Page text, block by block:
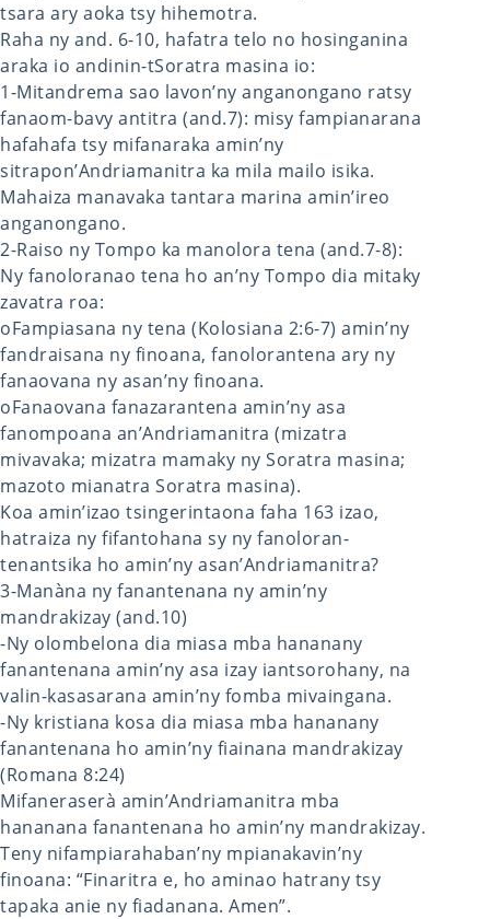
tsara ary aoka tsy hihemotra.
Raha ny and. 6-10, hafatra telo no hosinganina
araka io andinin-tSoratra masina io:
1-Mitandrema sao lavon’ny anganongano ratsy
fanaom-bavy antitra (and.7): misy fampianarana
hafahafa tsy mifanaraka amin’ny
sitrapon’Andriamanitra ka mila mailo isika.
Mahaiza manavaka tantara marina amin’ireo
anganongano.
2-Raiso ny Tompo ka manolora tena (and.7-8):
Ny fanoloranao tena ho an’ny Tompo dia mitaky
zavatra roa:
oFampiasana ny tena (Kolosiana 2:6-7) amin’ny
fandraisana ny finoana, fanolorantena ary ny
fanaovana ny asan’ny finoana.
oFanaovana fanazarantena amin’ny asa
fanompoana an’Andriamanitra (mizatra
mivavaka; mizatra mamaky ny Soratra masina;
mazoto mianatra Soratra masina).
Koa amin’izao tsingerintaona faha 163 izao,
hatraiza ny fifantohana sy ny fanoloran-
tenantsika ho amin’ny asan’Andriamanitra?
3-Manàna ny fanantenana ny amin’ny
mandrakizay (and.10)
-Ny olombelona dia miasa mba hananany
fanantenana amin’ny asa izay iantsorohany, na
valin-kasasarana amin’ny fomba mivaingana.
-Ny kristiana kosa dia miasa mba hananany
fanantenana ho amin’ny fiainana mandrakizay
(Romana 8:24)
Mifaneraserà amin’Andriamanitra mba
hananana fanantenana ho amin’ny mandrakizay.
Teny nifampiarahaban’ny mpianakavin’ny
finoana: “Finaritra e, ho aminao hatrany tsy
tapaka anie ny fiadanana. Amen”.